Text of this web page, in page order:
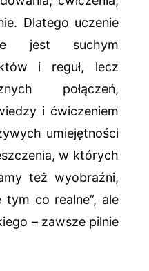
Dlatego uczenie
jest suchym
i reguł, lecz
połączeń,
i ćwiczeniem
umiejętności
w których
też wyobraźni,
tym co realne”, ale
– zawsze pilnie